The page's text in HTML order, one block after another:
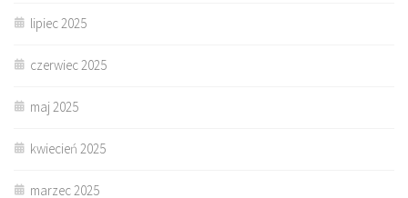
lipiec 2025
czerwiec 2025
maj 2025
kwiecień 2025
marzec 2025